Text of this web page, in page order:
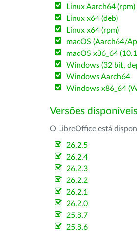
Linux Aarch64 (rpm)
Linux x64 (deb)
Linux x64 (rpm)
macOS (Aarch64/
macOS x86_64
Windows (32 bit,
Windows Aarch64
Windows x86_64
Versões disponíveis
O LibreOffice está
26.2.5
26.2.4
26.2.3
26.2.2
26.2.1
26.2.0
25.8.7
25.8.6